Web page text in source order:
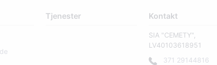
Tjenester Kontakt
SIA "CEMETY",
LV40103618951
371 29144816